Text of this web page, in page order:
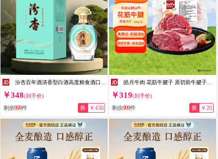
￥348(到手价)
剩余999件 券 ￥430
￥319(到手价)
剩余999件 券 ￥20